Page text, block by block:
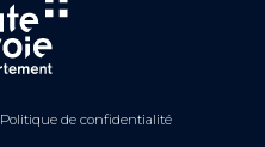
Politique de confidentialité